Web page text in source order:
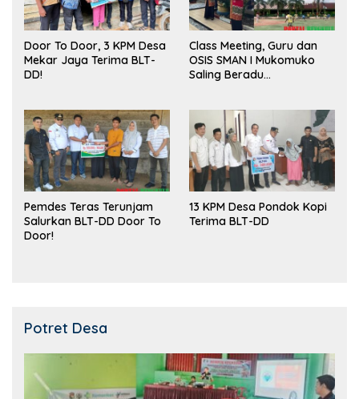
Door To Door, 3 KPM Desa
Mekar Jaya Terima BLT-
DD!
Class Meeting, Guru dan
OSIS SMAN I Mukomuko
Saling Beradu
Pemdes Teras Terunjam
Salurkan BLT-DD Door To
Door!
13 KPM Desa Pondok Kopi
Terima BLT-DD
Potret Desa